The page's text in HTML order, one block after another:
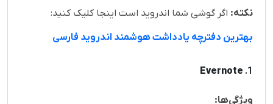
نکته: اگر گوشی شما اندروید است اینجا کلیک کنید:
بهترین دفترچه یادداشت هوشمند اندروید فارسی
1.
Evernote
ویژگی‌ها: